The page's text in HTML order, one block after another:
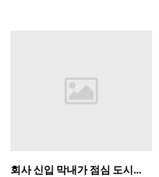
회사 신입 막내가 점심 도시…